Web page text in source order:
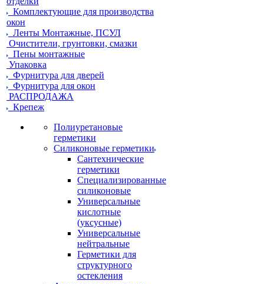
Комплектующие для производства
окон
Ленты Монтажные, ПСУЛ
Очистители, грунтовки, смазки
Пены монтажные
Упаковка
Фурнитура для дверей
Фурнитура для окон
РАСПРОДАЖА
Крепеж
Полиуретановые
герметики
Силиконовые герметики
Сантехнические
герметики
Специализированные
силиконовые
Универсальные
кислотные
(уксусные)
Универсальные
нейтральные
Герметики для
структурного
остекления